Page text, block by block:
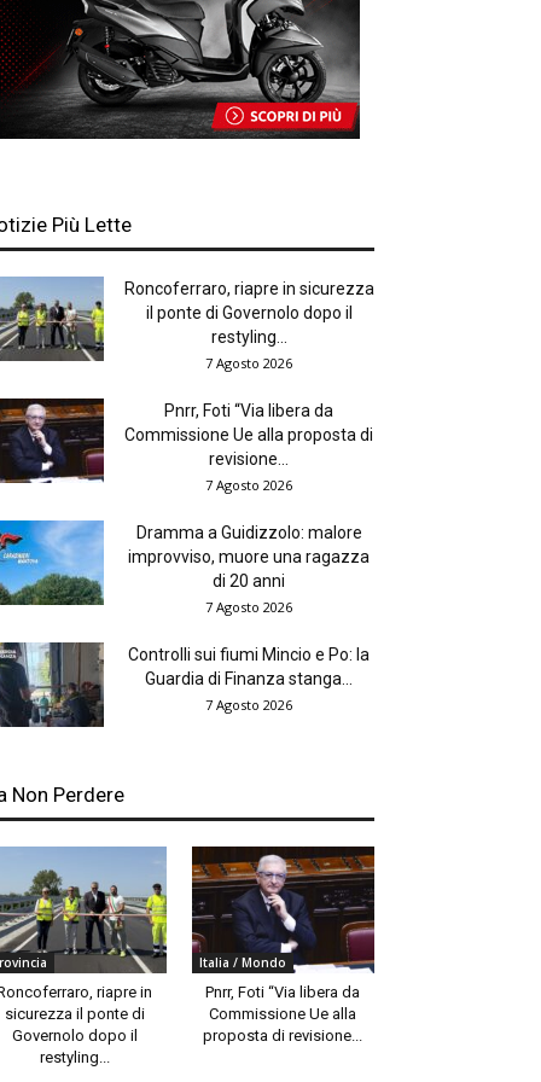
Più Lette
Roncoferraro, riapre in sicurezza
il ponte di Governolo dopo il
restyling...
7 Agosto 2026
Pnrr, Foti “Via libera da
Commissione Ue alla proposta di
revisione...
7 Agosto 2026
Dramma a Guidizzolo: malore
improvviso, muore una ragazza
di 20 anni
7 Agosto 2026
Controlli sui fiumi Mincio e Po: la
Guardia di Finanza stanga...
7 Agosto 2026
Non Perdere
riapre in
sicurezza il ponte di
Governolo dopo il
restyling...
Italia / Mondo
Pnrr, Foti “Via libera da
Commissione Ue alla
proposta di revisione...